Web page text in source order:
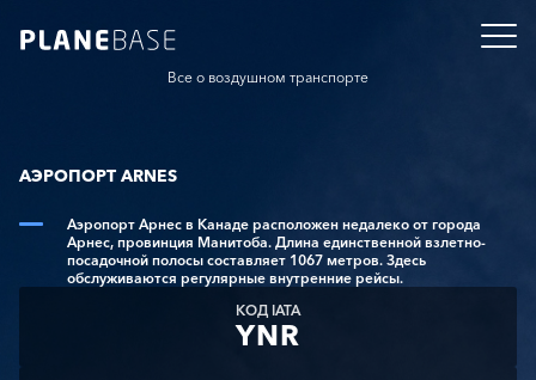
Все о воздушном транспорте
АЭРОПОРТ ARNES
Аэропорт Арнес в Канаде расположен недалеко от города
Арнес, провинция Манитоба. Длина единственной взлетно-
посадочной полосы составляет 1067 метров. Здесь
обслуживаются регулярные внутренние рейсы.
КОД IATA
YNR